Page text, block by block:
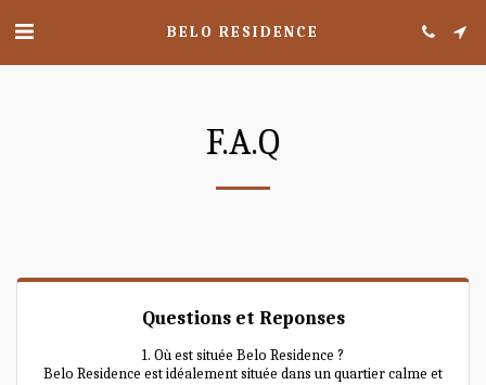
BELO RESIDENCE
F.A.Q
Questions et Reponses
1. Où est située Belo Residence ?
Belo Residence est idéalement située dans un quartier calme et